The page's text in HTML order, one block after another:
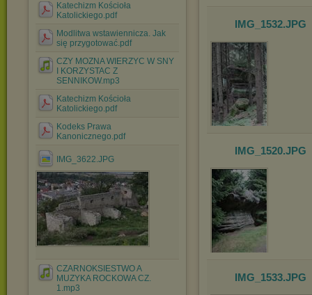
Katechizm Kościoła
Katolickiego.pdf
Modlitwa wstawiennicza. Jak
się przygotować.pdf
CZY MOZNA WIERZYC W SNY
I KORZYSTAC Z
SENNIKOW.mp3
Katechizm Kościoła
Katolickiego.pdf
Kodeks Prawa
Kanonicznego.pdf
IMG_3622.JPG
CZARNOKSIESTWO A
MUZYKA ROCKOWA CZ.
1.mp3
IMG_1532.JPG
IMG_1520.JPG
IMG_1533.JPG